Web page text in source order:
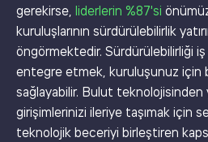
gerekirse, liderlerin %87'si
kuruluşlarının sürdürülebilirlik
öngörmektedir. Sürdürülebilirliği
entegre etmek, kuruluşunuz için
sağlayabilir. Bulut teknolojisinden
girişimlerinizi ileriye taşımak için
teknolojik beceriyi birleştiren